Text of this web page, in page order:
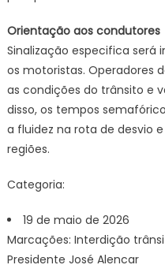
Orientação aos condutores
Sinalização especifica será
os motoristas. Operadores
as condições do trânsito e
disso, os tempos
a fluidez na rota de desvio
regiões.
Categoria:
19 de maio de 2026
Marcações: Interdição
Presidente José Alencar